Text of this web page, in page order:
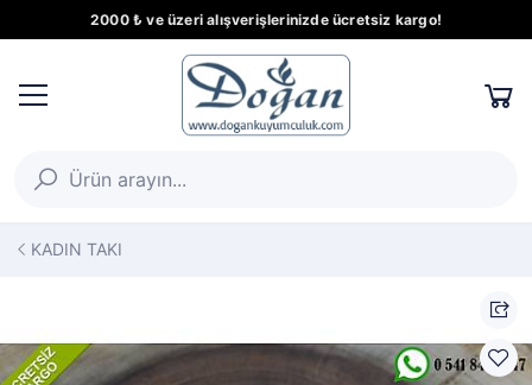
2000 ₺ ve üzeri alışverişlerinizde ücretsiz kargo!
KADIN TAKI